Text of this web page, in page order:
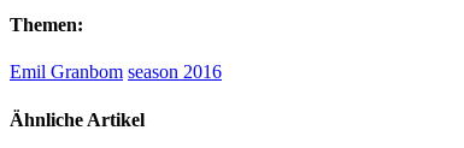
Themen:
Emil Granbom season 2016
Ähnliche Artikel